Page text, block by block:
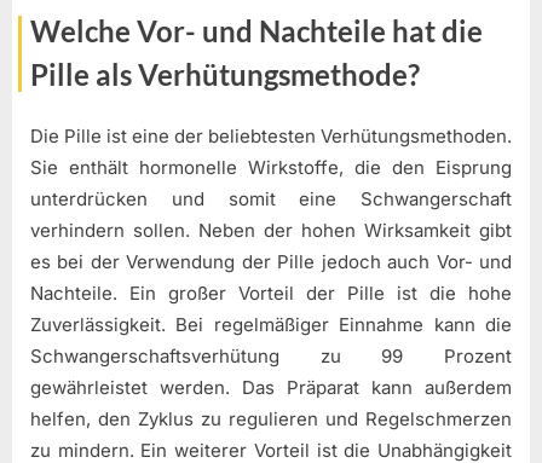
Welche Vor- und Nachteile hat die
Pille als Verhütungsmethode?
Die Pille ist eine der beliebtesten Verhütungsmethoden.
Sie enthält hormonelle Wirkstoffe, die den Eisprung
unterdrücken und somit eine Schwangerschaft
verhindern sollen. Neben der hohen Wirksamkeit gibt
es bei der Verwendung der Pille jedoch auch Vor- und
Nachteile. Ein großer Vorteil der Pille ist die hohe
Zuverlässigkeit. Bei regelmäßiger Einnahme kann die
Schwangerschaftsverhütung zu 99 Prozent
gewährleistet werden. Das Präparat kann außerdem
helfen, den Zyklus zu regulieren und Regelschmerzen
zu mindern. Ein weiterer Vorteil ist die Unabhängigkeit